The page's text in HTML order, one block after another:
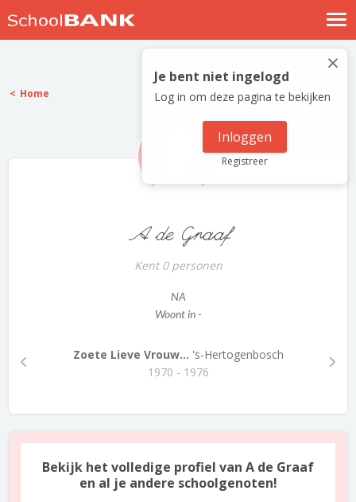
Nostalgische verhalen
Log in
Meld je gratis aan
×
Je bent niet ingelogd
Log in om deze pagina te bekijken
Inloggen
Registreer
Home
A de Graaf
Kent 0 personen
NA
Woont in -
Zoete Lieve Vrouw... 's-Hertogenbosch
1970 - 1976
Bekijk het volledige profiel van A de Graaf
en al je andere schoolgenoten!